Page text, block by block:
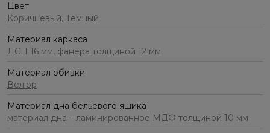
Цвет
Коричневый, Темный
Материал каркаса
ДСП 16 мм, фанера толщиной 12 мм
Материал обивки
Велюр
Материал дна бельевого ящика
материал дна – ламинированное МДФ толщиной 10 мм